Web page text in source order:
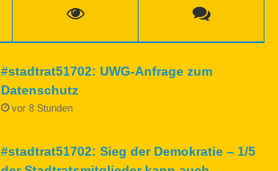
#stadtrat51702: UWG-Anfrage zum
Datenschutz
vor 8 Stunden
#stadtrat51702: Sieg der Demokratie – 1/5